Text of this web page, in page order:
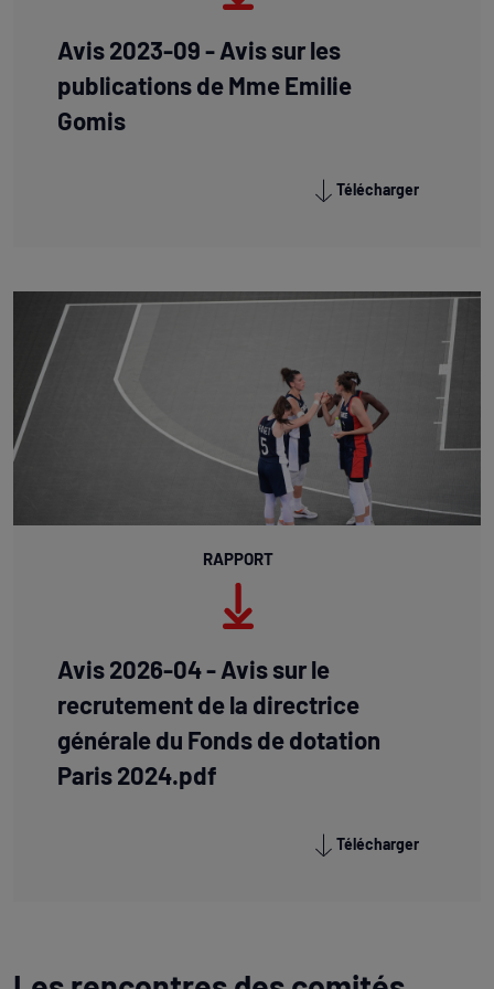
Avis 2023-09 - Avis sur les
publications de Mme Emilie
Gomis
Télécharger
RAPPORT
Avis 2026-04 - Avis sur le
recrutement de la directrice
générale du Fonds de dotation
Paris 2024.pdf
Télécharger